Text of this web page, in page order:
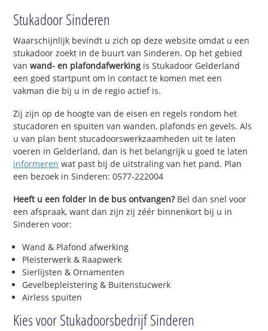
Stukadoor Sinderen
Waarschijnlijk bevindt u zich op deze website omdat u een
stukadoor zoekt in de buurt van Sinderen. Op het gebied
vanwand- en plafondafwerking is Stukadoor Gelderland
een goed startpunt om in contact te komen met een
vakman die bij u in de regio actief is.
Zij zijn op de hoogte van de eisen en regels rondom het
stucadoren en spuiten van wanden, plafonds en gevels. Als
u van plan bent stucadoorswerkzaamheden uit te laten
voeren in Gelderland, dan is het belangrijk u goed te laten
informeren wat past bij de uitstraling van het pand. Plan
een bezoek in Sinderen: 0577-222004
Heeft u een folder in de bus ontvangen?Bel dan snel voor
een afspraak, want dan zijn zij zéér binnenkort bij u in
Sinderen voor:
Wand & Plafond afwerking
Pleisterwerk & Raapwerk
Sierlijsten & Ornamenten
Gevelbepleistering & Buitenstucwerk
Airless spuiten
Kies voor Stukadoorsbedrijf Sinderen